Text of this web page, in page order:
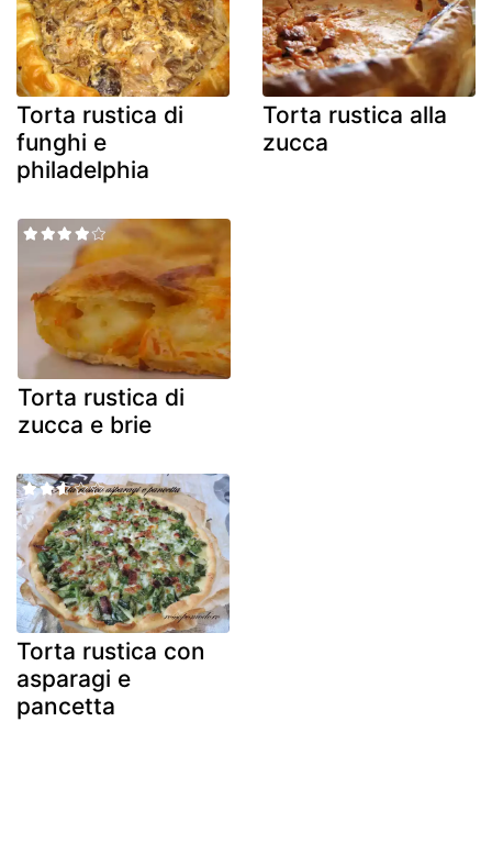
Torta rustica di
funghi e
philadelphia
Torta rustica alla
zucca
Torta rustica di
zucca e brie
Torta rustica con
asparagi e
pancetta